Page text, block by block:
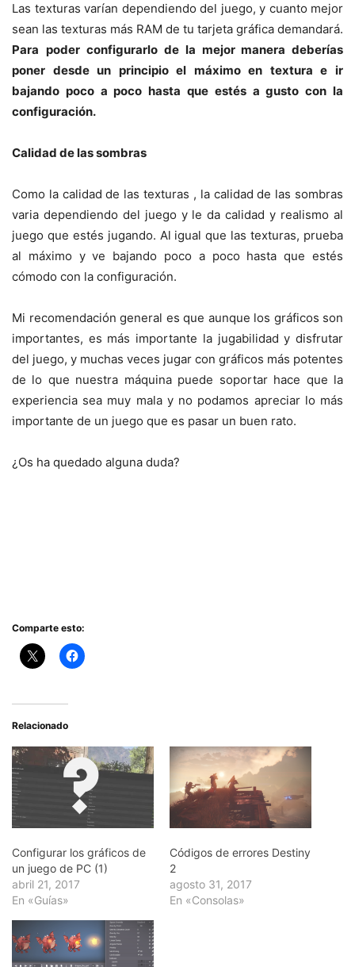
Las texturas varían dependiendo del juego, y cuanto mejor
sean las texturas más RAM de tu tarjeta gráfica demandará.
Para poder configurarlo de la mejor manera deberías
poner desde un principio el máximo en textura e ir
bajando poco a poco hasta que estés a gusto con la
configuración.
Calidad de las sombras
Como la calidad de las texturas , la calidad de las sombras
varia dependiendo del juego y le da calidad y realismo al
juego que estés jugando. Al igual que las texturas, prueba
al máximo y ve bajando poco a poco hasta que estés
cómodo con la configuración.
Mi recomendación general es que aunque los gráficos son
importantes, es más importante la jugabilidad y disfrutar
del juego, y muchas veces jugar con gráficos más potentes
de lo que nuestra máquina puede soportar hace que la
experiencia sea muy mala y no podamos apreciar lo más
importante de un juego que es pasar un buen rato.
¿Os ha quedado alguna duda?
Comparte esto:
Relacionado
Configurar los gráficos de
un juego de PC (1)
abril 21, 2017
En «Guías»
Códigos de errores Destiny
2
agosto 31, 2017
En «Consolas»